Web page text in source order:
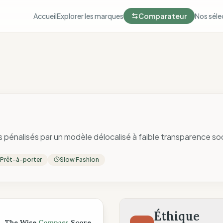
AccueilExplorer les marques Comparateur Nos
pénalisés par un modèle délocalisé à faible transparence
Prêt-à-porter Slow Fashion
Éthique